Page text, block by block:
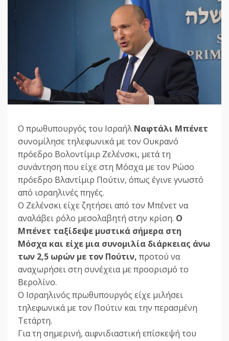
Ο πρωθυπουργός του Ισραήλ Ναφτάλι Μπένετ
συνομίλησε τηλεφωνικά με τον Ουκρανό
πρόεδρο Βολοντίμιρ Ζελένσκι, μετά τη
συνάντηση που είχε στη Μόσχα με τον Ρώσο
πρόεδρο Βλαντίμιρ Πούτιν, όπως έγινε γνωστό
από ισραηλινές πηγές.
Ο Ζελένσκι είχε ζητήσει από τον Μπένετ να
αναλάβει ρόλο μεσολαβητή στην κρίση. Ο
Μπένετ ταξίδεψε μυστικά σήμερα στη
Μόσχα και είχε μια συνομιλία διάρκειας άνω
των 2,5 ωρών με τον Πούτιν, προτού να
αναχωρήσει στη συνέχεια με προορισμό το
Βερολίνο.
Ο Ισραηλινός πρωθυπουργός είχε μιλήσει
τηλεφωνικά με τον Πούτιν και την περασμένη
Τετάρτη.
Για τη σημερινή, αιφνιδιαστική επίσκεψή του